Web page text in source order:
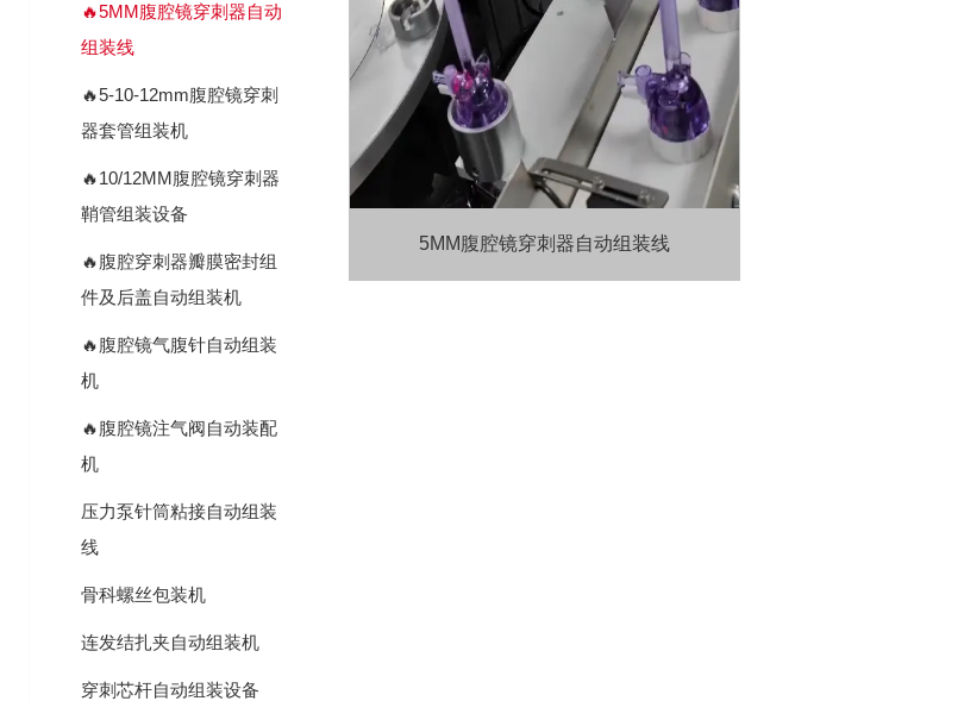
🔥5MM腹腔镜穿刺器自动
组装线
🔥5-10-12mm腹腔镜穿刺
器套管组装机
🔥10/12MM腹腔镜穿刺器
鞘管组装设备
🔥腹腔穿刺器瓣膜密封组
件及后盖自动组装机
🔥腹腔镜气腹针自动组装
机
🔥腹腔镜注气阀自动装配
机
压力泵针筒粘接自动组装
线
骨科螺丝包装机
连发结扎夹自动组装机
穿刺芯杆自动组装设备
5MM腹腔镜穿刺器自动组装线